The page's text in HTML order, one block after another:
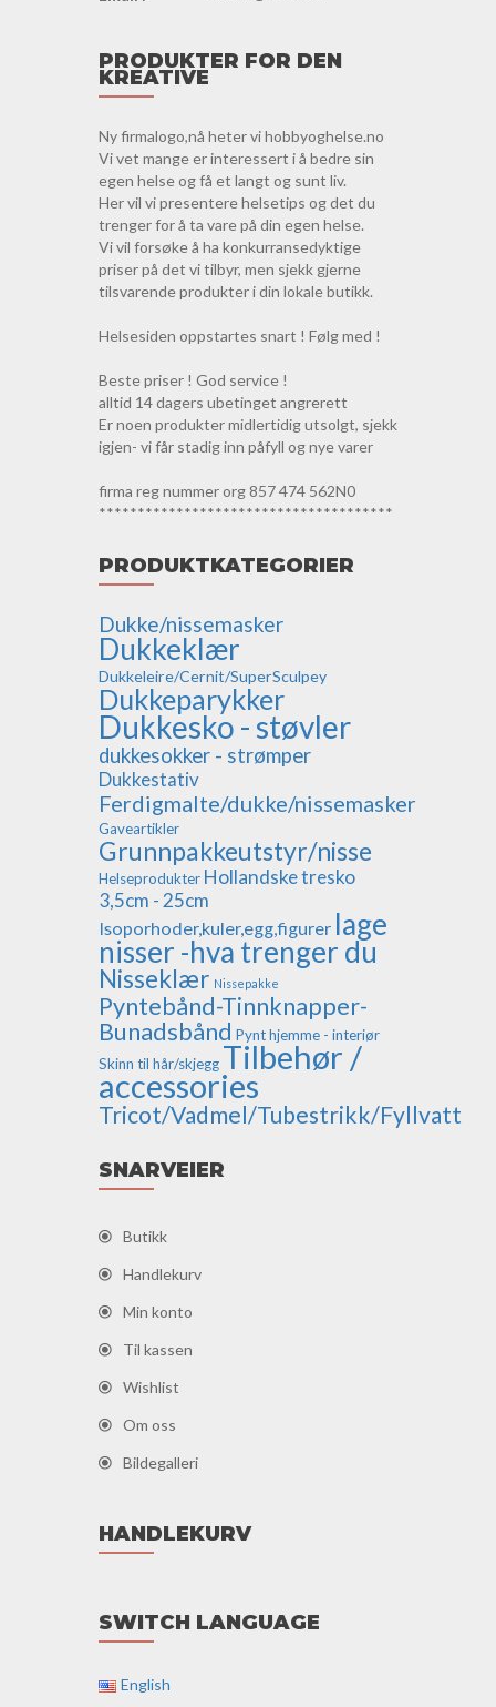
PRODUKTER FOR DEN
KREATIVE
Ny firmalogo,nå heter vi hobbyoghelse.no
Vi vet mange er interessert i å bedre sin
egen helse og få et langt og sunt liv.
Her vil vi presentere helsetips og det du
trenger for å ta vare på din egen helse.
Vi vil forsøke å ha konkurransedyktige
priser på det vi tilbyr, men sjekk gjerne
tilsvarende produkter i din lokale butikk.
Helsesiden oppstartes snart ! Følg med !
Beste priser ! God service !
alltid 14 dagers ubetinget angrerett
Er noen produkter midlertidig utsolgt, sjekk
igjen- vi får stadig inn påfyll og nye varer
firma reg nummer org 857 474 562N0
**************************************
PRODUKTKATEGORIER
Dukke/nissemasker
Dukkeklær
Dukkeleire/Cernit/SuperSculpey
Dukkeparykker
Dukkesko - støvler
dukkesokker - strømper
Dukkestativ
Ferdigmalte/dukke/nissemasker
Gaveartikler
Grunnpakkeutstyr/nisse
Helseprodukter Hollandske tresko
3,5cm - 25cm
Isoporhoder,kuler,egg,figurer lage
nisser -hva trenger du
Nisseklær Nissepakke
Pyntebånd-Tinnknapper-
Bunadsbånd Pynt hjemme - interiør
Skinn til hår/skjegg Tilbehør /
accessories
Tricot/Vadmel/Tubestrikk/Fyllvatt
SNARVEIER
Butikk
Handlekurv
Min konto
Til kassen
Wishlist
Om oss
Bildegalleri
HANDLEKURV
SWITCH LANGUAGE
English